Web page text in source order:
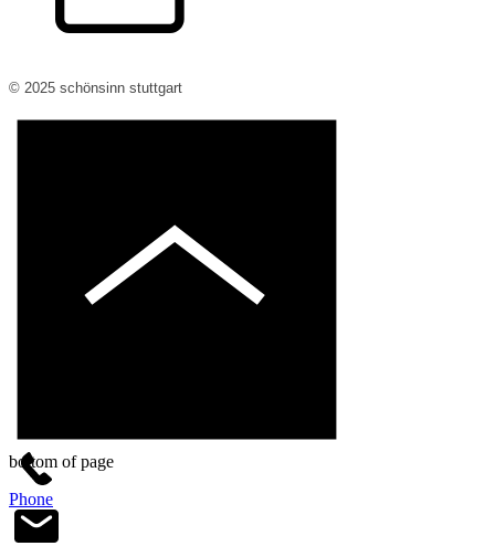
© 2025 schönsinn stuttgart
Phone
bottom of page